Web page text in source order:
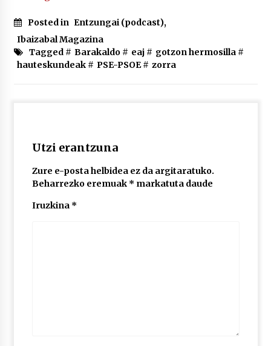
MUSIBLA #297: Bide, Boards Of Canada, Somak,
Tiga, Twisted Teens, Underscores, Habia
2026/07/02
Posted in Entzungai (podcast),
Ibaizabal Magazina
Tagged # Barakaldo# eaj# gotzon hermosilla#
hauteskundeak# PSE-PSOE# zorra
Utzi erantzuna
Zure e-posta helbidea ez da argitaratuko.
Beharrezko eremuak * markatuta daude
Iruzkina *